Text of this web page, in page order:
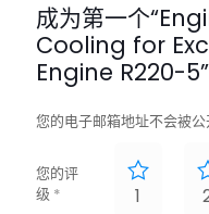
成为第一个
Cooling for
Engine R220-
您的电子邮箱地址不会被公
您的评
级 * 1